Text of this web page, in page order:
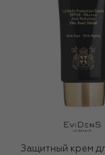
Защитный крем